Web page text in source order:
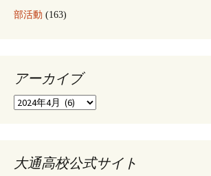
部活動 (163)
アーカイブ
ア
ブ
大通高校公式サイト